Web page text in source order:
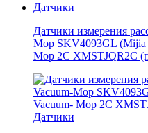
Датчики
Датчики измерения
Mop SKV4093GL
Mop 2C XMSTJQR2C
Датчики